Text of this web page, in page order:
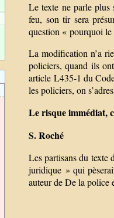
Le texte ne parle plus
feu, son tir sera
question « pourquoi
La modification n’a
policiers, quand ils
article L435-1 du
les policiers, on
Le risque immédiat,
S. Roché
Les partisans du texte
juridique » qui
auteur de De la police